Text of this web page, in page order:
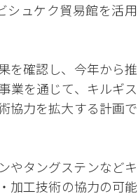
シュケク貿易館を活用
を確認し、今年から推
業を通じて、キルギス
協力を拡大する計画で
やタングステンなどキ
加工技術の協力の可能